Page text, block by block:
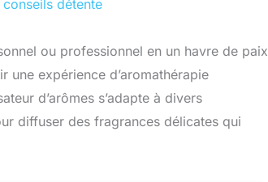
conseils détente
ou professionnel en un havre de paix
une expérience d’aromathérapie
d’arômes s’adapte à divers
diffuser des fragrances délicates qui